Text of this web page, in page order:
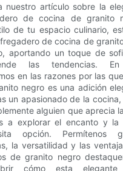
nuestro artículo sobre la
de cocina de granito
de tu espacio culinario,
de cocina de
aportando un toque de
las tendencias.
en las razones por las
negro es una adición
un apasionado de la
alguien que aprecia
a explorar el encanto y la
opción. Permítenos
la versatilidad y las
de granito negro
cómo esta elegante